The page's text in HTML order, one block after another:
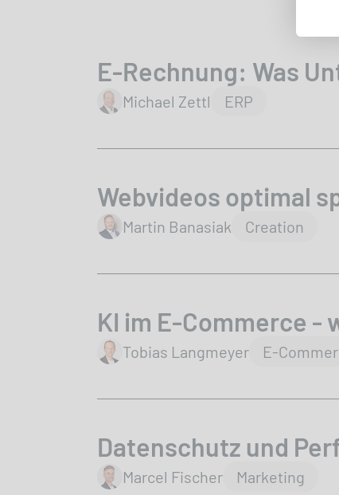
E-Rechnung: Was
author
Michael Zettl ERP
Webvideos optimal
author
Martin Banasiak Creation
KI im E-Commerce -
author
Tobias Langmeyer E-
Datenschutz und
author
Marcel Fischer Marketing